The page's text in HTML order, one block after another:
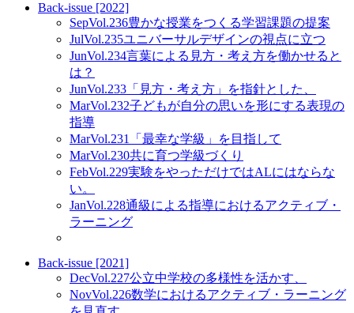
Back-issue [2022]
SepVol.236豊かな授業をつくる学習課題の提案
JulVol.235ユニバーサルデザインの視点に立つ
JunVol.234言葉による見方・考え方を働かせると
は？
JunVol.233 「見方・考え方」を指針とした、
MarVol.232子どもが自分の思いを形にする表現の
指導
MarVol.231
「最幸な学級」を目指して
MarVol.230共に育つ学級づくり
FebVol.229実験をやっただけではALにはならな
い。
JanVol.228通級による指導におけるアクティブ・
ラーニング
Back-issue [2021]
DecVol.227公立中学校の多様性を活かす、
NovVol.226数学におけるアクティブ・ラーニング